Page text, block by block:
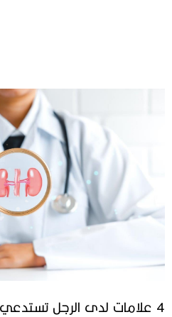
4 علامات لدى الرجل